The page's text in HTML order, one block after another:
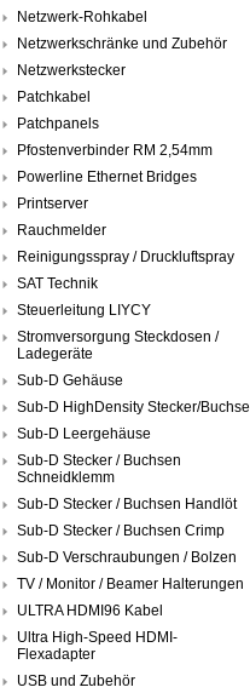
Netzwerk-Rohkabel
Netzwerkschränke und Zubehör
Netzwerkstecker
Patchkabel
Patchpanels
Pfostenverbinder RM 2,54mm
Powerline Ethernet Bridges
Printserver
Rauchmelder
Reinigungsspray / Druckluftspray
SAT Technik
Steuerleitung LIYCY
Stromversorgung Steckdosen /
Ladegeräte
Sub-D Gehäuse
Sub-D HighDensity Stecker/Buchse
Sub-D Leergehäuse
Sub-D Stecker / Buchsen
Schneidklemm
Sub-D Stecker / Buchsen Handlöt
Sub-D Stecker / Buchsen Crimp
Sub-D Verschraubungen / Bolzen
TV / Monitor / Beamer Halterungen
ULTRA HDMI96 Kabel
Ultra High-Speed HDMI-
Flexadapter
USB und Zubehör